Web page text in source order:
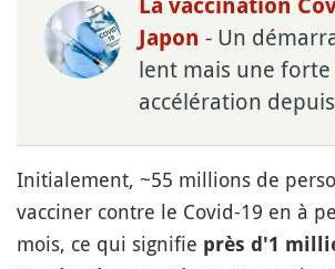
La vaccination
Japon - Un
lent mais une forte
accélération depuis
Initialement, ~55 millions de
vacciner contre le Covid-19 en à
mois, ce qui signifie près d'1